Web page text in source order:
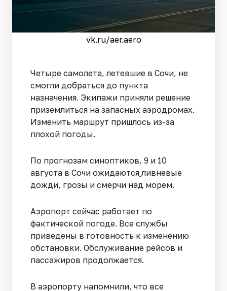
vk.ru/aer.aero
Четыре самолета, летевшие в Сочи, не
смогли добраться до пункта
назначения. Экипажи приняли решение
приземлиться на запасных аэродромах.
Изменить маршрут пришлось из-за
плохой погоды.
По прогнозам синоптиков, 9 и 10
августа в Сочи ожидаются ливневые
дожди, грозы и смерчи над морем.
Аэропорт сейчас работает по
фактической погоде. Все службы
приведены в готовность к изменению
обстановки. Обслуживание рейсов и
пассажиров продолжается.
В аэропорту напомнили, что все